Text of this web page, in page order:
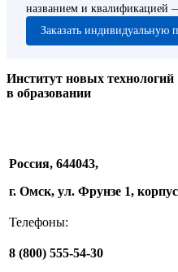
названием и квалификацией
Заказать индивидуальную
Институт новых технологий
в образовании
Россия, 644043,
г. Омск, ул. Фрунзе 1,
Телефоны:
8 (800) 555-54-30